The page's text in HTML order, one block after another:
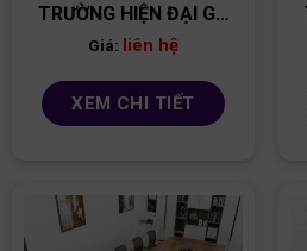
TRƯỜNG HIỆN ĐẠI GỖ
MDF BH13
Giá: liên hệ
XEM CHI TIẾT